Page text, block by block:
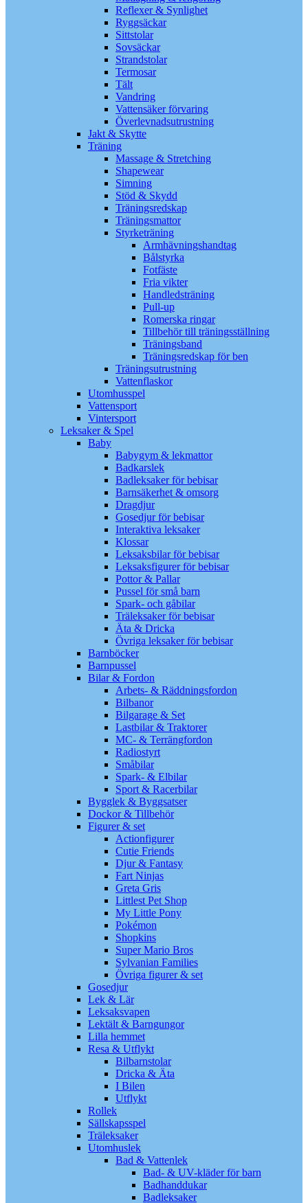
Reflexer & Synlighet
Ryggsäckar
Sittstolar
Sovsäckar
Strandstolar
Termosar
Tält
Vandring
Vattensäker förvaring
Överlevnadsutrustning
Jakt & Skytte
Träning
Massage & Stretching
Shapewear
Simning
Stöd & Skydd
Träningsredskap
Träningsmattor
Styrketräning
Armhävningshandtag
Bålstyrka
Fotfäste
Fria vikter
Handledsträning
Pull-up
Romerska ringar
Tillbehör till träningsställning
Träningsband
Träningsredskap för ben
Träningsutrustning
Vattenflaskor
Utomhusspel
Vattensport
Vintersport
Leksaker & Spel
Baby
Babygym & lekmattor
Badkarslek
Badleksaker för bebisar
Barnsäkerhet & omsorg
Dragdjur
Gosedjur för bebisar
Interaktiva leksaker
Klossar
Leksaksbilar för bebisar
Leksaksfigurer för bebisar
Pottor & Pallar
Pussel för små barn
Spark- och gåbilar
Träleksaker för bebisar
Äta & Dricka
Övriga leksaker för bebisar
Barnböcker
Barnpussel
Bilar & Fordon
Arbets- & Räddningsfordon
Bilbanor
Bilgarage & Set
Lastbilar & Traktorer
MC- & Terrängfordon
Radiostyrt
Småbilar
Spark- & Elbilar
Sport & Racerbilar
Bygglek & Byggsatser
Dockor & Tillbehör
Figurer & set
Actionfigurer
Cutie Friends
Djur & Fantasy
Fart Ninjas
Greta Gris
Littlest Pet Shop
My Little Pony
Pokémon
Shopkins
Super Mario Bros
Sylvanian Families
Övriga figurer & set
Gosedjur
Lek & Lär
Leksaksvapen
Lektält & Barngungor
Lilla hemmet
Resa & Utflykt
Bilbarnstolar
Dricka & Äta
I Bilen
Utflykt
Rollek
Sällskapsspel
Träleksaker
Utomhuslek
Bad & Vattenlek
Bad- & UV-kläder för barn
Badhanddukar
Badleksaker